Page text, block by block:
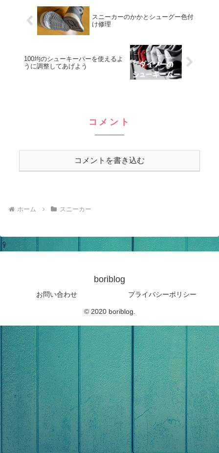
スニーカーのかかとシューグー色付
け修理
100均のシューキーパーを使えるよ
うに調整してあげよう
コメント
コメントを書き込む
ホーム スニーカー
boriblog
お問い合わせ プライバシーポリシー
© 2020 boriblog.